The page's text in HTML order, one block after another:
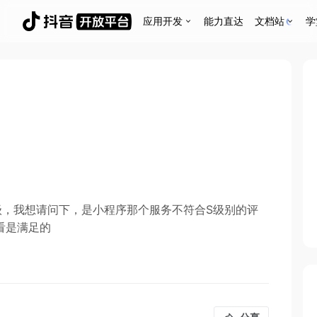
应用开发 能力直达 文档站
我想请问下，是小程序那个服务不符合S级别的评
是满足的